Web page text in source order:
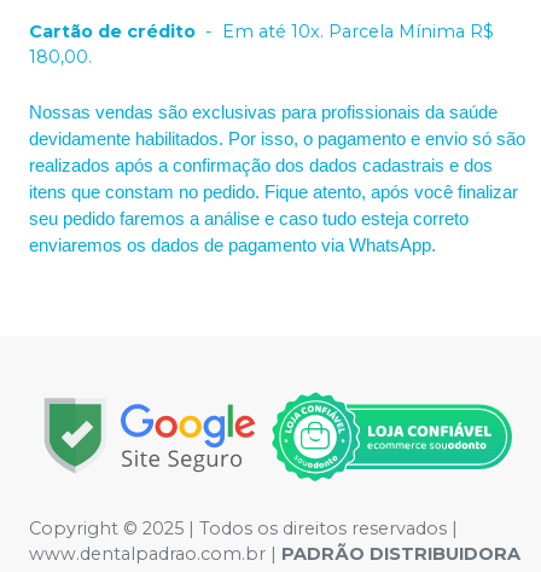
Cartão de crédito - Em até 10x. Parcela Mínima R$
180,00.
Nossas vendas são exclusivas para profissionais da saúde
devidamente habilitados. Por isso, o pagamento e envio só são
realizados após a confirmação dos dados cadastrais e dos
itens que constam no pedido. Fique atento, após você finalizar
seu pedido faremos a análise e caso tudo esteja correto
enviaremos os dados de pagamento via WhatsApp.
Copyright © 2025 | Todos os direitos reservados |
www.dentalpadrao.com.br | PADRÃO DISTRIBUIDORA